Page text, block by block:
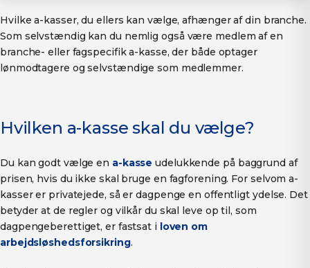
Hvilke a-kasser, du ellers kan vælge, afhænger af din branche.
Som selvstændig kan du nemlig også være medlem af en
branche- eller fagspecifik a-kasse, der både optager
lønmodtagere og selvstændige som medlemmer.
Hvilken a-kasse skal du vælge?
Du kan godt vælge en a-kasse udelukkende på baggrund af
prisen, hvis du ikke skal bruge en fagforening. For selvom a-
kasser er privatejede, så er dagpenge en offentligt ydelse. Det
betyder at de regler og vilkår du skal leve op til, som
dagpengeberettiget, er fastsat i loven om
arbejdsløshedsforsikring.